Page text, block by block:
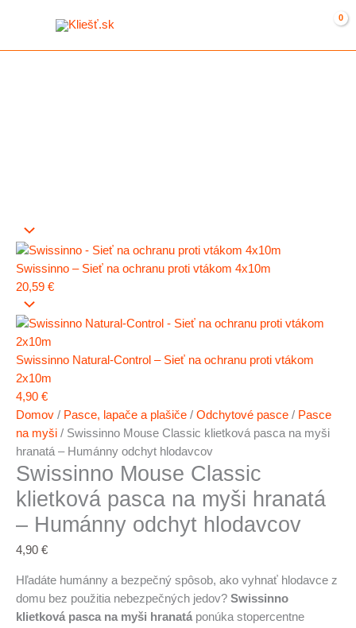
Swissinno – Sieť na ochranu proti vtákom 4x10m
20,59 €
Swissinno Natural-Control – Sieť na ochranu proti vtákom
2x10m
4,90 €
Domov / Pasce, lapače a plašiče / Odchytové pasce / Pasce
na myši / Swissinno Mouse Classic klietková pasca na myši
hranatá – Humánny odchyt hlodavcov
Swissinno Mouse Classic
klietková pasca na myši hranatá
– Humánny odchyt hlodavcov
4,90 €
Hľadáte humánny a bezpečný spôsob, ako vyhnať hlodavce z
domu bez použitia nebezpečných jedov? Swissinno
klietková pasca na myši hranatá ponúka stopercentne